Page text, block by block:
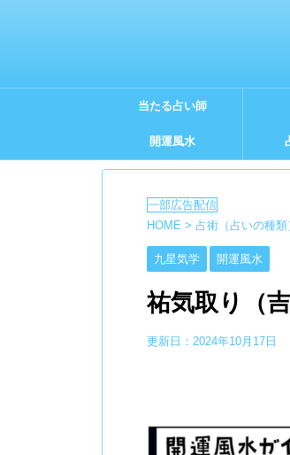
当たる占い師
開運風水
HOME > 占術（占いの種類
九星気学 開運風水
祐気取り（
更新日： 2024年10月17日